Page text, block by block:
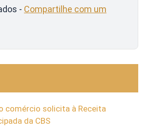
- Compartilhe com um
comércio solicita à Receita
da CBS